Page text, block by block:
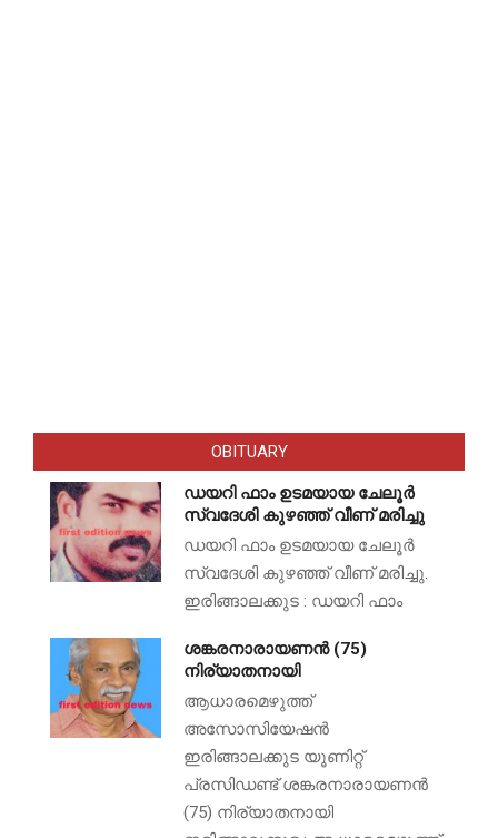
OBITUARY
ഡയറി ഫാം ഉടമയായ ചേലൂർ
സ്വദേശി കുഴഞ്ഞ് വീണ് മരിച്ചു
ഡയറി ഫാം ഉടമയായ ചേലൂർ
സ്വദേശി കുഴഞ്ഞ് വീണ് മരിച്ചു.
ഇരിങ്ങാലക്കുട : ഡയറി ഫാം
ശങ്കരനാരായണൻ (75)
നിര്യാതനായി
ആധാരമെഴുത്ത്
അസോസിയേഷൻ
ഇരിങ്ങാലക്കുട യൂണിറ്റ്
പ്രസിഡണ്ട് ശങ്കരനാരായണൻ
(75) നിര്യാതനായി